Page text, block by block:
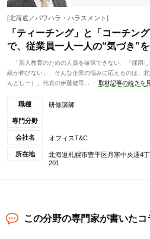
[北海道／パワハラ・ハラスメント]
「ティーチング」と「コーチン
で、従業員一人一人の“気づき”
「新人教育のための人員を確保できない」「採用
績が伸びない」 そんな企業の悩みに応えるのは、
んどしー）」代表の伊藤健司...
取材記事の続きを
職種 研修講師
専門分野
会社名 オフィスT&C
所在地
北海道札幌市豊平区月寒中央通4
201
この分野の専門家が書いたコ